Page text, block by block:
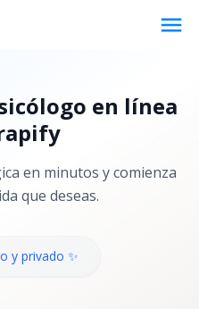
menu
en línea
en minutos y comienza
que deseas.
y privado ✨